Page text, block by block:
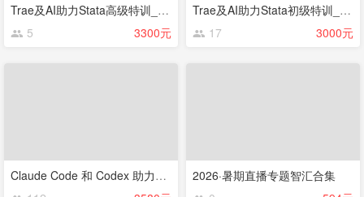
Trae及AI助力Stata高级特训_2026年暑期
5
3300元
Trae及AI助力Stata初级特训_2026年暑期
17
3000元
Claude Code 和 Codex 助力学术科研与应用【202607】
2026·暑期直播专题智汇合集